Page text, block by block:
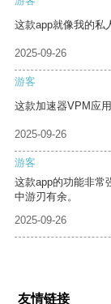
这款app就像我的私
2025-09-26
游客
这款加速器VPM应
2025-09-26
游客
这款app的功能非常
中游刃有余。
2025-09-26
友情链接